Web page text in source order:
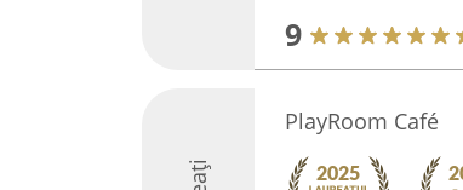
9
PlayRoom Café